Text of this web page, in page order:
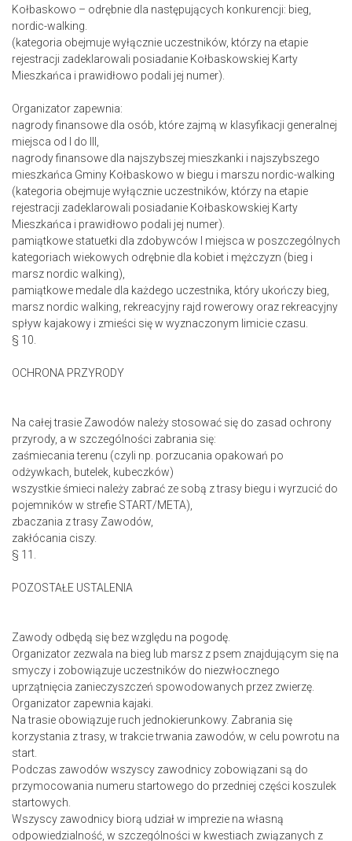
Kołbaskowo – odrębnie dla następujących konkurencji: bieg,
nordic-walking.
(kategoria obejmuje wyłącznie uczestników, którzy na etapie
rejestracji zadeklarowali posiadanie Kołbaskowskiej Karty
Mieszkańca i prawidłowo podali jej numer).
Organizator zapewnia:
nagrody finansowe dla osób, które zajmą w klasyfikacji generalnej
miejsca od I do III,
nagrody finansowe dla najszybszej mieszkanki i najszybszego
mieszkańca Gminy Kołbaskowo w biegu i marszu nordic-walking
(kategoria obejmuje wyłącznie uczestników, którzy na etapie
rejestracji zadeklarowali posiadanie Kołbaskowskiej Karty
Mieszkańca i prawidłowo podali jej numer).
pamiątkowe statuetki dla zdobywców I miejsca w poszczególnych
kategoriach wiekowych odrębnie dla kobiet i mężczyzn (bieg i
marsz nordic walking),
pamiątkowe medale dla każdego uczestnika, który ukończy bieg,
marsz nordic walking, rekreacyjny rajd rowerowy oraz rekreacyjny
spływ kajakowy i zmieści się w wyznaczonym limicie czasu.
§ 10.
OCHRONA PRZYRODY
Na całej trasie Zawodów należy stosować się do zasad ochrony
przyrody, a w szczególności zabrania się:
zaśmiecania terenu (czyli np. porzucania opakowań po
odżywkach, butelek, kubeczków)
wszystkie śmieci należy zabrać ze sobą z trasy biegu i wyrzucić do
pojemników w strefie START/META),
zbaczania z trasy Zawodów,
zakłócania ciszy.
§ 11.
POZOSTAŁE USTALENIA
Zawody odbędą się bez względu na pogodę.
Organizator zezwala na bieg lub marsz z psem znajdującym się na
smyczy i zobowiązuje uczestników do niezwłocznego
uprzątnięcia zanieczyszczeń spowodowanych przez zwierzę.
Organizator zapewnia kajaki.
Na trasie obowiązuje ruch jednokierunkowy. Zabrania się
korzystania z trasy, w trakcie trwania zawodów, w celu powrotu na
start.
Podczas zawodów wszyscy zawodnicy zobowiązani są do
przymocowania numeru startowego do przedniej części koszulek
startowych.
Wszyscy zawodnicy biorą udział w imprezie na własną
odpowiedzialność, w szczególności w kwestiach związanych z